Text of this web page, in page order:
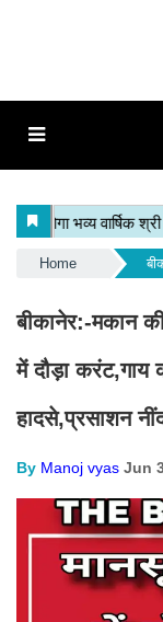
Home
बीकानेर:-मकान
में दौड़ा करंट,गाय
हादसे,प्रसाशन
By Manoj vyas Jun